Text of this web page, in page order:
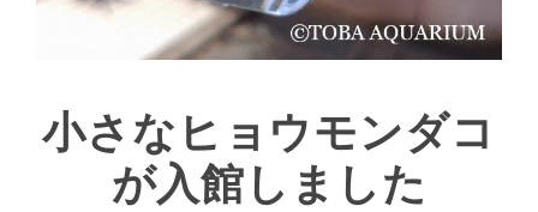
小さなヒョウモンダコ
が入館しました